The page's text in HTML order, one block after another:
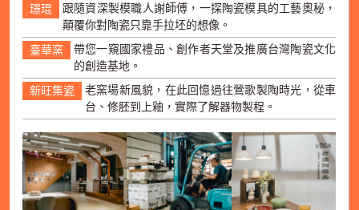
璟琨
跟隨資深製模職人謝師傅，一探陶瓷模具的工藝奧秘，
顛覆你對陶瓷只靠手拉坯的想像。
臺華窯
帶您一窺國家禮品、創作者天堂及推廣台灣陶瓷文化
的創造基地。
新旺集瓷
老窯場新風貌，在此回憶過往鶯歌製陶時光，從車
台、修胚到上釉，實際了解器物製程。